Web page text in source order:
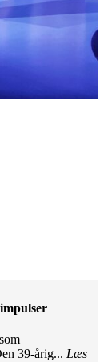
39-årig... Læs